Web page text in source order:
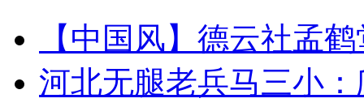
【中国风】德云社孟
河北无腿老兵马三小